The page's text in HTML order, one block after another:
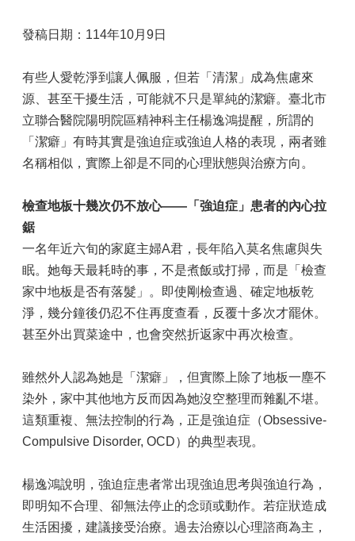
發稿日期：114年10月9日
有些人愛乾淨到讓人佩服，但若「清潔」成為焦慮來
源、甚至干擾生活，可能就不只是單純的潔癖。臺北市
立聯合醫院陽明院區精神科主任楊逸鴻提醒，所謂的
「潔癖」有時其實是強迫症或強迫人格的表現，兩者雖
名稱相似，實際上卻是不同的心理狀態與治療方向。
檢查地板十幾次仍不放心—— 「強迫症」患者的內心拉
鋸
一名年近六旬的家庭主婦A君，長年陷入莫名焦慮與失
眠。她每天最耗時的事，不是煮飯或打掃，而是「檢查
家中地板是否有落髮」。即使剛檢查過、確定地板乾
淨，幾分鐘後仍忍不住再度查看，反覆十多次才罷休。
甚至外出買菜途中，也會突然折返家中再次檢查。
雖然外人認為她是「潔癖」，但實際上除了地板一塵不
染外，家中其他地方反而因為她沒空整理而雜亂不堪。
這類重複、無法控制的行為，正是強迫症（Obsessive-
Compulsive Disorder, OCD）的典型表現。
楊逸鴻說明，強迫症患者常出現強迫思考與強迫行為，
即明知不合理、卻無法停止的念頭或動作。若症狀造成
生活困擾，建議接受治療。過去治療以心理諮商為主，